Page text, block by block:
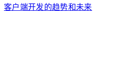
客户端开发的趋势和未来